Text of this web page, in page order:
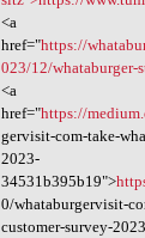
<a
href="https://
023/12/whataburger-
<a
href="https://
gervisit-com-take-
2023-
34531b395b19">
0/whataburgervisit-
customer-survey-